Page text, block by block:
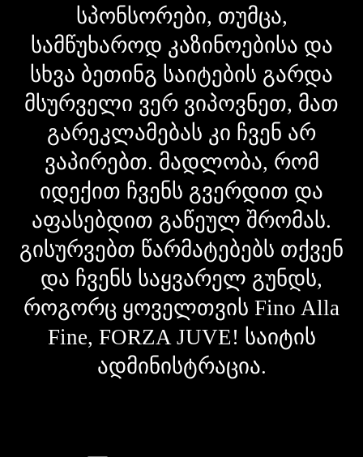
სპონსორები, თუმცა,
სამწუხაროდ კაზინოებისა და
სხვა ბეთინგ საიტების გარდა
მსურველი ვერ ვიპოვნეთ, მათ
გარეკლამებას კი ჩვენ არ
ვაპირებთ. მადლობა, რომ
იდექით ჩვენს გვერდით და
აფასებდით გაწეულ შრომას.
გისურვებთ წარმატებებს თქვენ
და ჩვენს საყვარელ გუნდს,
როგორც ყოველთვის Fino Alla
Fine, FORZA JUVE! საიტის
ადმინისტრაცია.